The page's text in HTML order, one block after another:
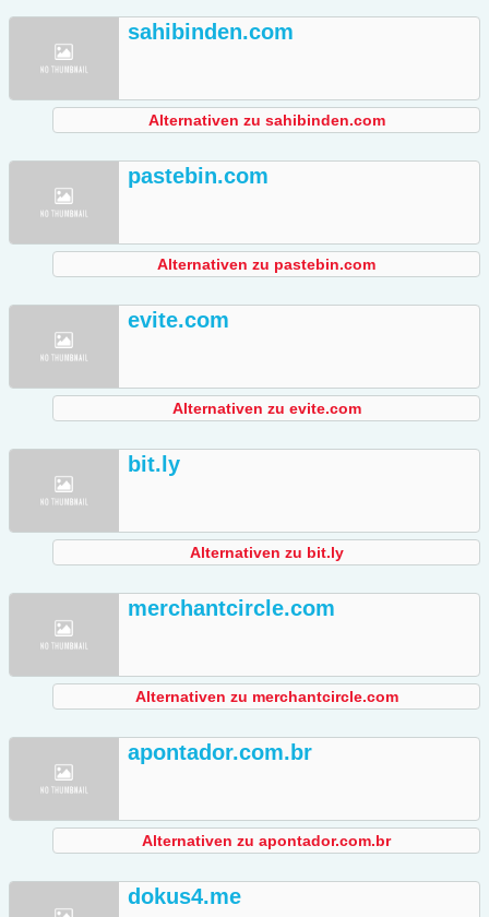
sahibinden.com
Alternativen zu sahibinden.com
pastebin.com
Alternativen zu pastebin.com
evite.com
Alternativen zu evite.com
bit.ly
Alternativen zu bit.ly
merchantcircle.com
Alternativen zu merchantcircle.com
apontador.com.br
Alternativen zu apontador.com.br
dokus4.me